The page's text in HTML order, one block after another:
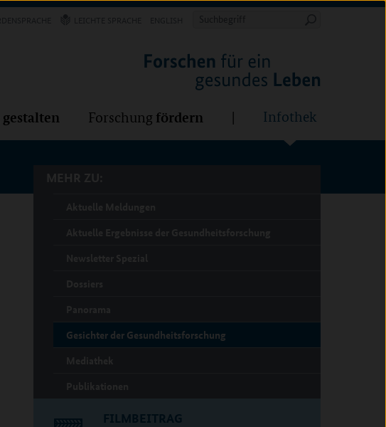
Suchbegriff
gestalten Forschung fördern Infothek
Gesichter der Gesundheitsforschung
FILMBEITRAG
Forschung Forschung fördern Infothek